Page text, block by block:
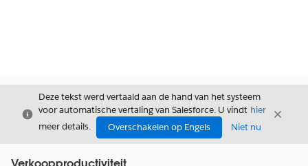
Sluiten
Deze tekst werd vertaald aan de hand van het systeem
voor automatische vertaling van Salesforce. U vindt hier
meer details.
Overschakelen op Engels Niet nu
Sluiten